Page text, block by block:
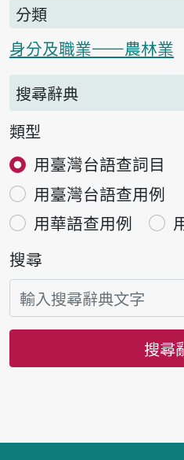
分類
身分及職業——農林業
搜尋辭典
類型
用臺灣台語查詞目
用臺灣台語查用例
用華語查用例
搜尋
搜尋